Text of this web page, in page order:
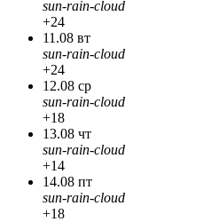
sun-rain-cloud
+24
11.08 вт
sun-rain-cloud
+24
12.08 ср
sun-rain-cloud
+18
13.08 чт
sun-rain-cloud
+14
14.08 пт
sun-rain-cloud
+18